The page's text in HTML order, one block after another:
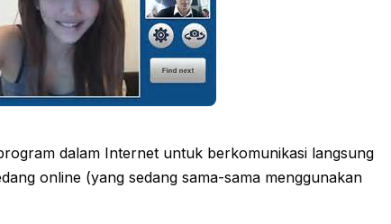
dalam Internet untuk berkomunikasi langsung
online (yang sedang sama-sama menggunakan